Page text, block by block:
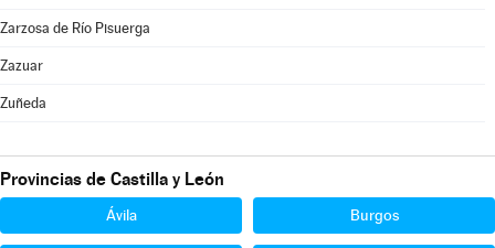
Zarzosa de Río Pisuerga
Zazuar
Zuñeda
Provincias de Castilla y León
Ávila Burgos